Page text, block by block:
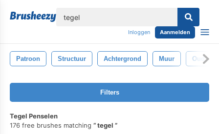
Inloggen Aanmelden
Patroon Structuur Achtergrond Muur Oud
Filters
Tegel Penselen
176 free brushes matching
tegel